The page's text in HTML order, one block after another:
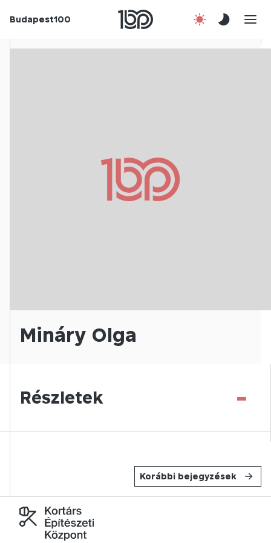
Budapest100 Rólunk
Korábbi évek
Mináry Olga
Részletek -
Korábbi bejegyzések